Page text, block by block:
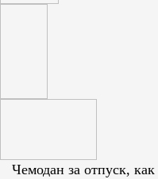
Чемодан за отпуск,